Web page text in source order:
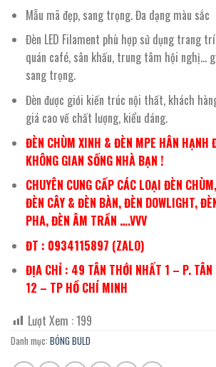
Mẫu mã đẹp, sang trọng. Đa dạng màu sắc
Đèn LED Filament phù hợp sử dụng trang
quán café, sân khấu, trung tâm hội nghị…
sang trọng.
Đèn được giới kiến trúc nội thất, khách
giá cao về chất lượng, kiểu dáng.
ĐÈN CHÙM XINH & ĐÈN MPE HÂN HẠNH
KHÔNG GIAN SỐNG NHÀ BẠN !
CHUYÊN CUNG CẤP CÁC LOẠI ĐÈN
ĐÈN CÂY & ĐÈN BÀN, ĐÈN DOWLIGHT,
PHA, ĐÈN ÂM TRẦN ….VVV
ĐT : 0934115897 (ZALO)
ĐỊA CHỈ : 49 TÂN THỚI NHẤT 1 – P. TÂN
12 – TP HỒ CHÍ MINH
Lượt Xem :199
Danh mục: BÓNG BULD